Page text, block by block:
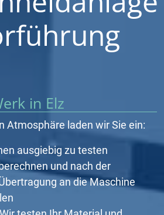
in Elz
Atmosphäre laden wir Sie ein:
ausgiebig zu testen
und nach der
an die Maschine